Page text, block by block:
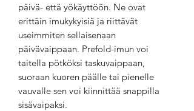
päivä- että yökäyttöön. Ne ovat
erittäin imukykyisiä ja riittävät
useimmiten sellaisenaan
päivävaippaan. Prefold-imun voi
taitella pötköksi taskuvaippaan,
suoraan kuoren päälle tai pienelle
vauvalle sen voi kiinnittää snappilla
sisävaipaksi.